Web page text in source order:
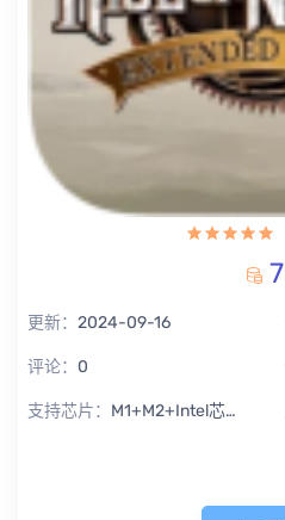
7
更新： 2024-09-16
评论： 0
支持芯片： M1+M2+Intel芯片通用